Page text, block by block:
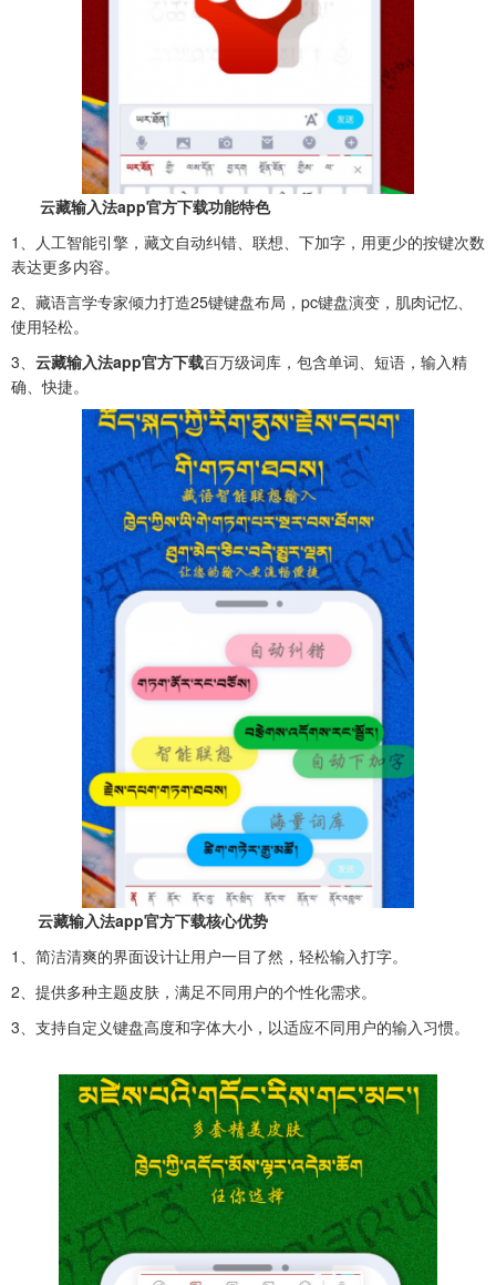
云藏输入法app官方下载功能特色
1、人工智能引擎，藏文自动纠错、联想、下加字，用更少的按键次数
表达更多内容。
2、藏语言学专家倾力打造25键键盘布局，pc键盘演变，肌肉记忆、
使用轻松。
3、 云藏输入法app官方下载百万级词库，包含单词、短语，输入精
确、快捷。
云藏输入法app官方下载核心优势
1、简洁清爽的界面设计让用户一目了然，轻松输入打字。
2、提供多种主题皮肤，满足不同用户的个性化需求。
3、支持自定义键盘高度和字体大小，以适应不同用户的输入习惯。